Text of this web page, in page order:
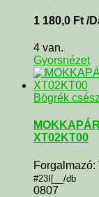
1 180,0 Ft /
4 van.
Gyorsnézet
Bögrék
XT02KT00
#23I[__/db
0807